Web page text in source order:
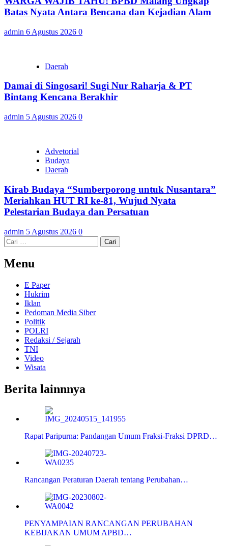
Batas Nyata Antara Bencana dan Kejadian Alam
admin 6 Agustus 2026 0
Daerah
Damai di Singosari! Sugi Nur Raharja & PT
Bintang Kencana Berakhir
admin 5 Agustus 2026 0
Advetorial
Budaya
Daerah
Kirab Budaya “Sumberporong untuk Nusantara”
Meriahkan HUT RI ke-81, Wujud Nyata
Pelestarian Budaya dan Persatuan
admin 5 Agustus 2026 0
Cari
untuk:
Menu
E Paper
Hukrim
Iklan
Pedoman Media Siber
Politik
POLRI
Redaksi / Sejarah
TNI
Video
Wisata
Berita lainnnya
Rapat Paripurna: Pandangan Umum Fraksi-Fraksi DPRD…
Rancangan Peraturan Daerah tentang Perubahan…
PENYAMPAIAN RANCANGAN PERUBAHAN
KEBIJAKAN UMUM APBD…